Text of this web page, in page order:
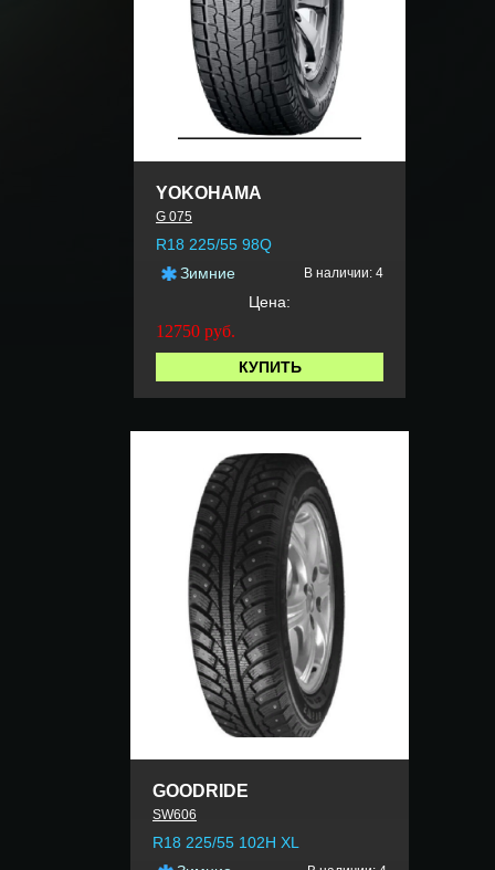
YOKOHAMA
G 075
R18 225/55 98Q
Зимние
В наличии: 4
Цена:
12750 руб.
КУПИТЬ
GOODRIDE
SW606
R18 225/55 102H XL